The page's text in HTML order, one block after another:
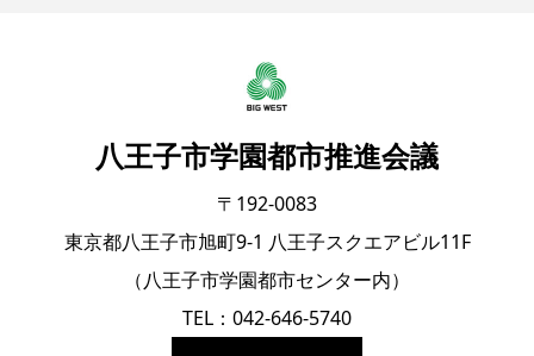
八王子市学園都市推進会議
〒192-0083
東京都八王子市旭町9-1 八王子スクエアビル11F
（八王子市学園都市センター内）
TEL：042-646-5740